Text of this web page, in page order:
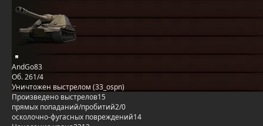
AndGo83
Об. 261/4
Уничтожен выстрелом (33_ospn)
Произведено выстрелов15
прямых попаданий/пробитий2/0
осколочно-фугасных повреждений14